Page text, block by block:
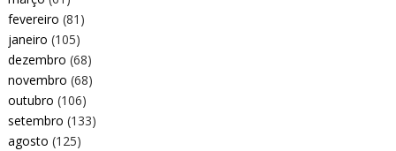
fevereiro (81)
janeiro (105)
dezembro (68)
novembro (68)
outubro (106)
setembro (133)
agosto (125)